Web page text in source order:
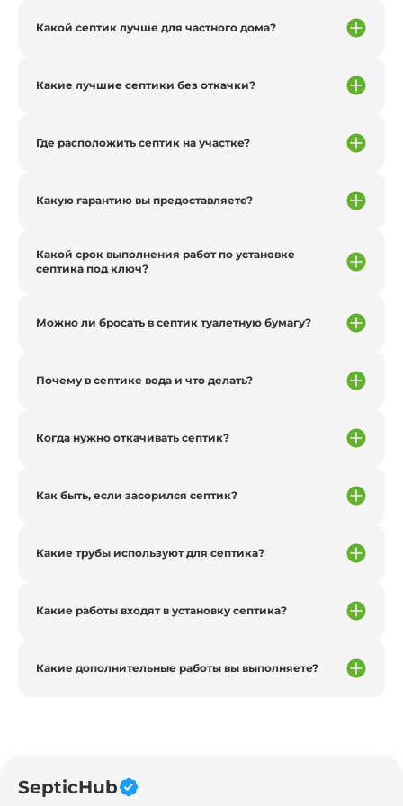
Какой септик лучше для частного дома?
Какие лучшие септики без откачки?
Где расположить септик на участке?
Какую гарантию вы предоставляете?
Какой срок выполнения работ по установке
септика под ключ?
Можно ли бросать в септик туалетную бумагу?
Почему в септике вода и что делать?
Когда нужно откачивать септик?
Как быть, если засорился септик?
Какие трубы используют для септика?
Какие работы входят в установку септика?
Какие дополнительные работы вы выполняете?
SepticHub